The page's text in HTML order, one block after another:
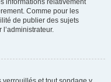
informations relativement
Comme pour les
de publier des sujets